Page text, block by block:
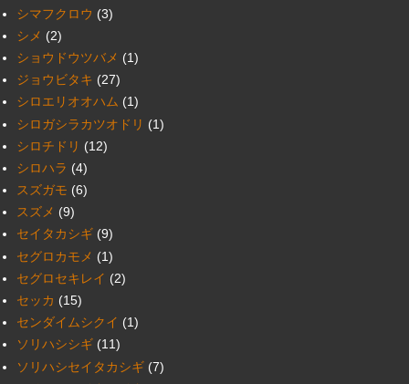
シマフクロウ (3)
シメ (2)
ショウドウツバメ (1)
ジョウビタキ (27)
シロエリオオハム (1)
シロガシラカツオドリ (1)
シロチドリ (12)
シロハラ (4)
スズガモ (6)
スズメ (9)
セイタカシギ (9)
セグロカモメ (1)
セグロセキレイ (2)
セッカ (15)
センダイムシクイ (1)
ソリハシシギ (11)
ソリハシセイタカシギ (7)